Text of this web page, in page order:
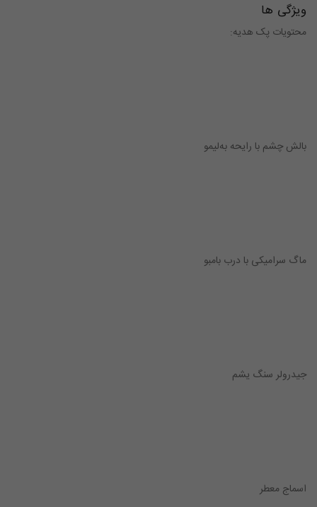
ویژگی ها
محتویات پک هدیه:
بالش چشم با رایحه به‌لیمو
ماگ سرامیکی با درب بامبو
جیدرولر سنگ یشم
اسماج معطر